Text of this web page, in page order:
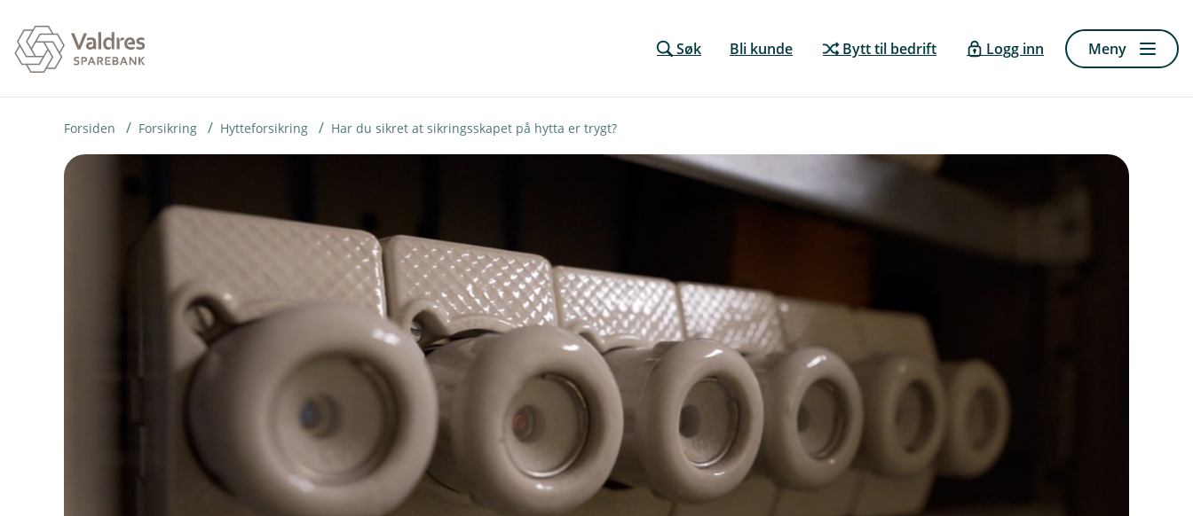
Søk Bli kunde Bytt til bedrift Logg inn Meny
Forsiden Forsikring Hytteforsikring Har du sikret at sikringsskapet på hytta er trygt?